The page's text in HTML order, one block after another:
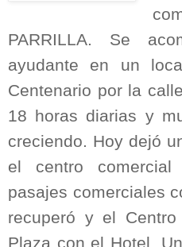
PARRILLA. Se
ayudante en un
Centenario por la
18 horas diarias y
creciendo. Hoy dejó
el centro
pasajes comerciales
recuperó y el